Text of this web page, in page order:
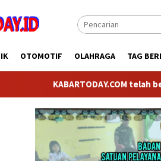
OTOMOTIF OLAHRAGA TAG
KABARTODAY.COM telah